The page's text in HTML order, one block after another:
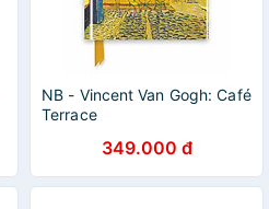
NB - Vincent Van Gogh: Café
Terrace
349.000 đ